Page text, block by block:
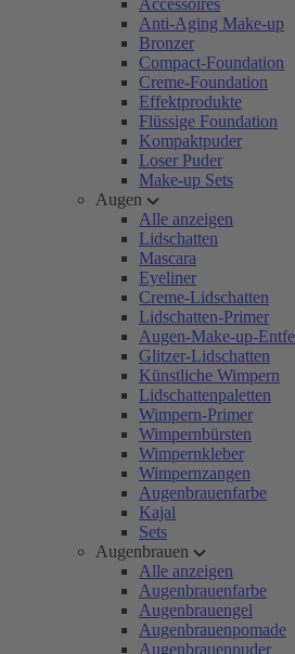
Accessoires
Anti-Aging Make-up
Bronzer
Compact-Foundation
Creme-Foundation
Effektprodukte
Flüssige Foundation
Kompaktpuder
Loser Puder
Make-up Sets
Augen
Alle anzeigen
Lidschatten
Mascara
Eyeliner
Creme-Lidschatten
Lidschatten-Primer
Augen-Make-up-
Glitzer-Lidschatten
Künstliche Wimpern
Lidschattenpaletten
Wimpern-Primer
Wimpernbürsten
Wimpernkleber
Wimpernzangen
Augenbrauenfarbe
Kajal
Sets
Augenbrauen
Alle anzeigen
Augenbrauenfarbe
Augenbrauengel
Augenbrauenpomade
Augenbrauenpuder